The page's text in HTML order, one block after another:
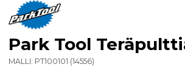
Park Tool
MALLI: PT100101 (14556)